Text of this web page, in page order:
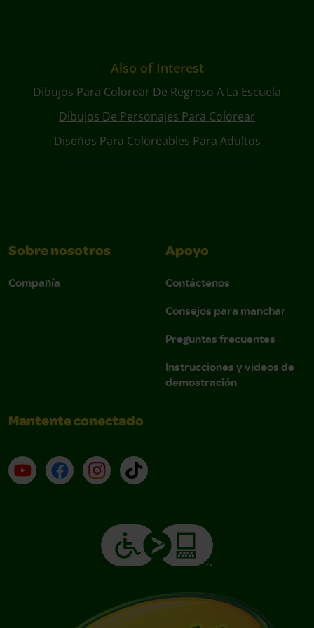
Also of Interest
Dibujos Para Colorear De Regreso A La Escuela
Dibujos De Personajes Para Colorear
Diseños Para Coloreables Para Adultos
Sobre nosotros
Compañía
Apoyo
Contáctenos
Consejos para manchar
Preguntas frecuentes
Instrucciones y videos de
demostración
Mantente conectado
YouTube (en inglés)
Facebook (en inglés)
Instagram (en inglés)
TikTok